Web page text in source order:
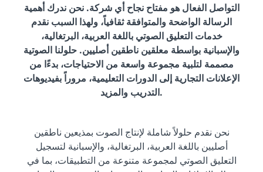
التواصل الفعال هو مفتاح نجاح أي شركة. نحن ندرك أهمية
الرسالة الواضحة والمتوافقة ثقافياً، ولهذا السبب نقدم
خدمات التعليق الصوتي باللغة العربية، البرتغالية،
والإسبانية بواسطة معلقين ناطقين أصليين. حلولنا الصوتية
مصممة لتلبية مجموعة واسعة من الاحتياجات، بدءًا من
الإعلانات التجارية إلى الدورات التعليمية، مروراً بفيديوهات
التدريب والمزيد.
نحن نقدم حلولاً شاملة لإنتاج الصوت بمذيعين ناطقين
أصليين باللغة العربية، البرتغالية، والإسبانية لتسجيل
التعليق الصوتي لمجموعة متنوعة من التطبيقات، بما في